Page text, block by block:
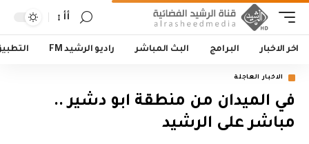
أأ
اخر الاخبار البرامج البث المباشر راديو الرشيد FM
الاخبار العاجلة
في الميدان من منطقة ابو دشير ..
مباشر على الرشيد